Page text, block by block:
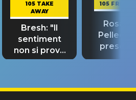
105 TAKE
AWAY
Bresh: "Il
sentiment
non si prova
fino alla notte
105
Rosario
“Così